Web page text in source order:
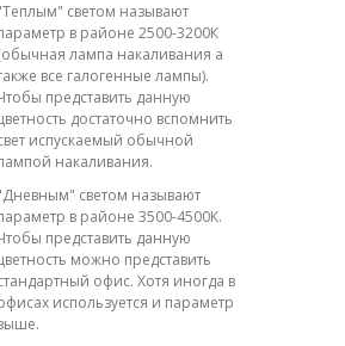
светом называют
в районе 2500-3200К
лампа накаливания а
все галогенные лампы).
представить данную
достаточно вспомнить
испускаемый обычной
накаливания.
светом называют
в районе 3500-4500К.
представить данную
можно представить
офис. Хотя иногда в
используется и параметр